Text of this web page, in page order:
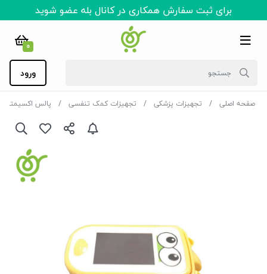
برای ثبت سفارش همکاری در کانال بله عضو شوید
0
ورود
صفحه اصلی تجهیزات پزشکی تجهیزات کمک تنفسی پالس اکسیمتر